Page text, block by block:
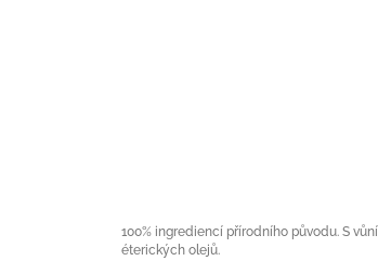
100% ingrediencí přírodního původu. S vůní
éterických olejů.